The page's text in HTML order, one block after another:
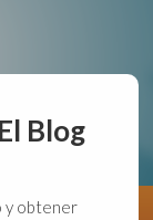
Blog
y obtener